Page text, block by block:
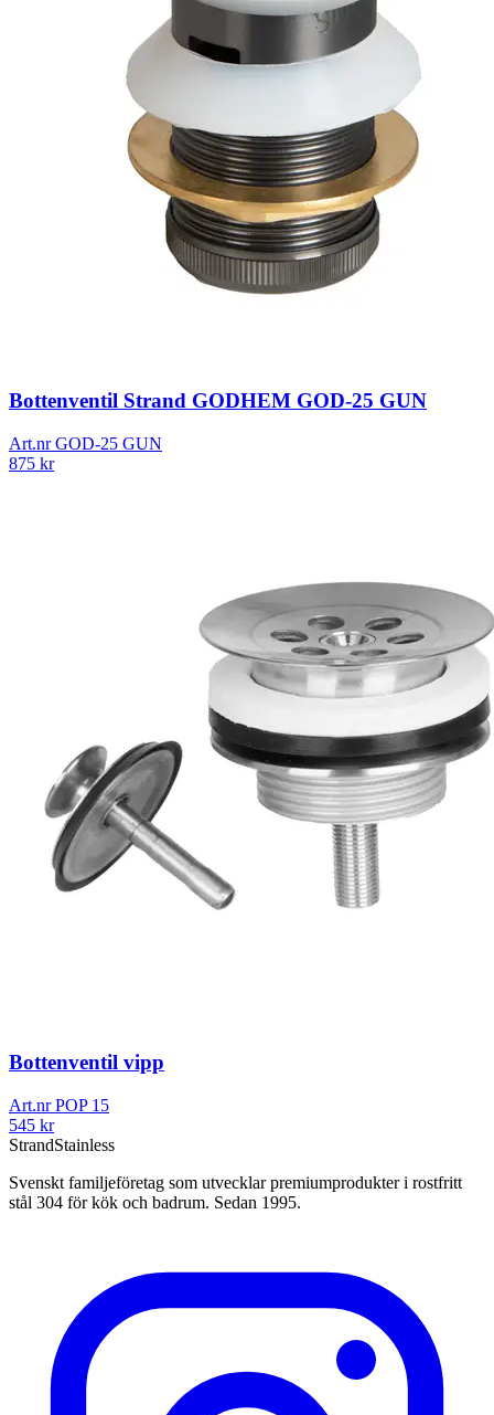
Bottenventil Strand GODHEM GOD-25 GUN
Art.nrGOD-25 GUN
875 kr
Bottenventil vipp
Art.nrPOP 15
545 kr
StrandStainless
Svenskt familjeföretag som utvecklar premiumprodukter i rostfritt
stål 304 för kök och badrum. Sedan 1995.